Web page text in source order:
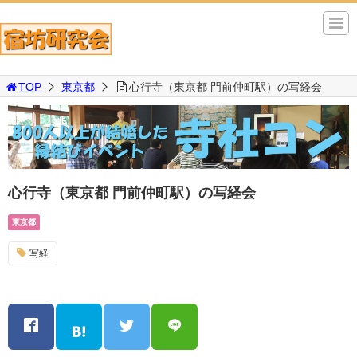
TOP 東京都 心行寺（東京都 門前仲町駅）の写経会
心行寺（東京都 門前仲町駅）の写経会
東京都
写経